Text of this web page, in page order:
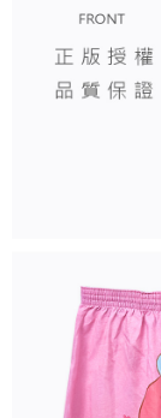
付款後全家取貨
每筆NT$80，滿
7-11取貨付款
每筆NT$80，滿
每筆NT$80，滿
每筆NT$85，滿